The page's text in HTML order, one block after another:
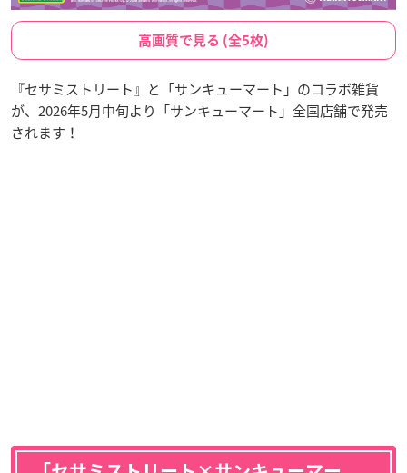
高画質で見る (全5枚)
『セサミストリート』と「サンキューマート」のコラボ雑貨
が、2026年5月中旬より「サンキューマート」全国店舗で発売
されます！